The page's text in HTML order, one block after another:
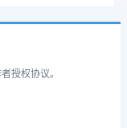
授权协议。